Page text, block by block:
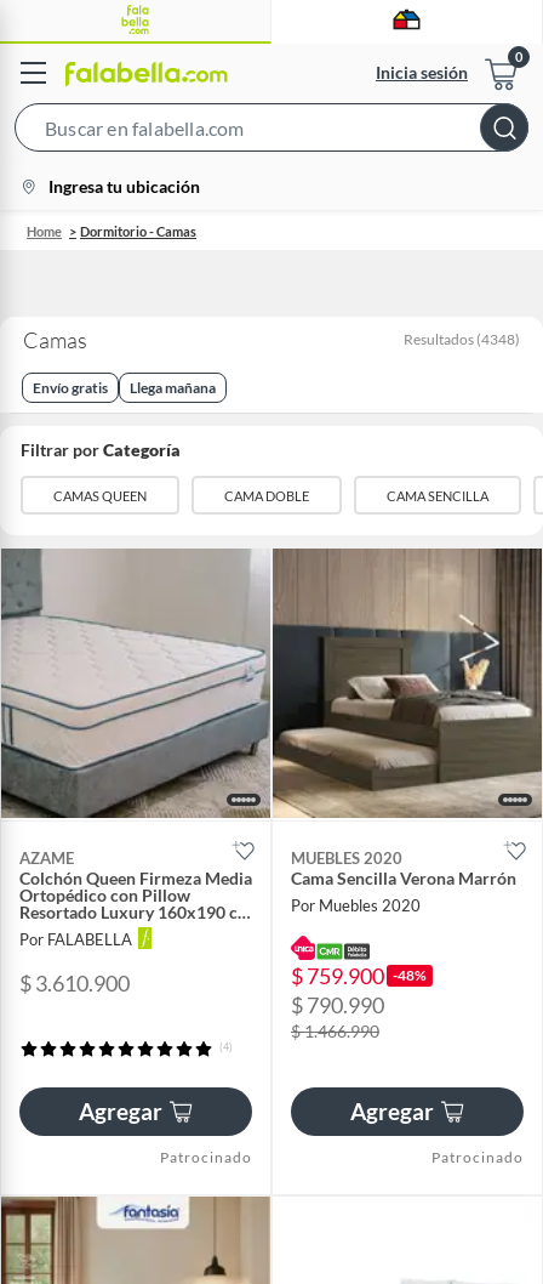
Inicia sesión
Bar
location-
icon
Ingresa tu ubicación
Home Dormitorio - Camas
Camas Resultados (4348)
Envío gratis Llega mañana
Filtrar porCategoría
CAMAS QUEEN CAMA DOBLE CAMA SENCILLA
AZAME
Colchón Queen Firmeza Media
Ortopédico con Pillow
Resortado Luxury 160x190 cm
Tela Anti-Flama Colchones -
Precio de Lanzamiento
Por FALABELLA
$ 3.610.900
(4)
Agregar
Patrocinado
MUEBLES 2020
Cama Sencilla Verona Marrón
Por Muebles 2020
$ 759.900 -48%
$ 790.990
$ 1.466.990
Agregar
Patrocinado